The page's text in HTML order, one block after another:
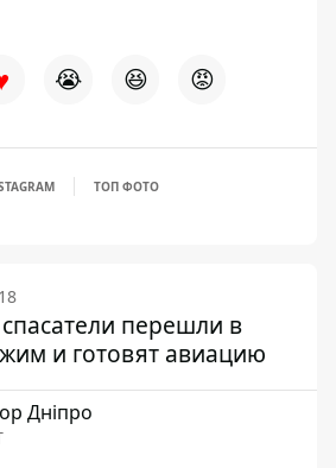
😭 😆 😡
ТОП ФОТО
перешли в
и готовят авиацию
Дніпро